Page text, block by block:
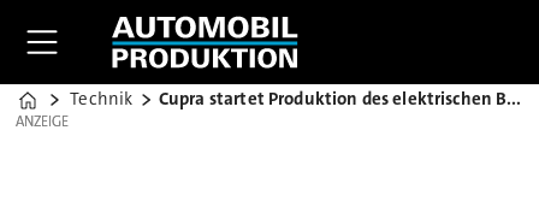
Home
Technik Cupra startet Produktion des elektrischen Born
ANZEIGE
ANZEIGE